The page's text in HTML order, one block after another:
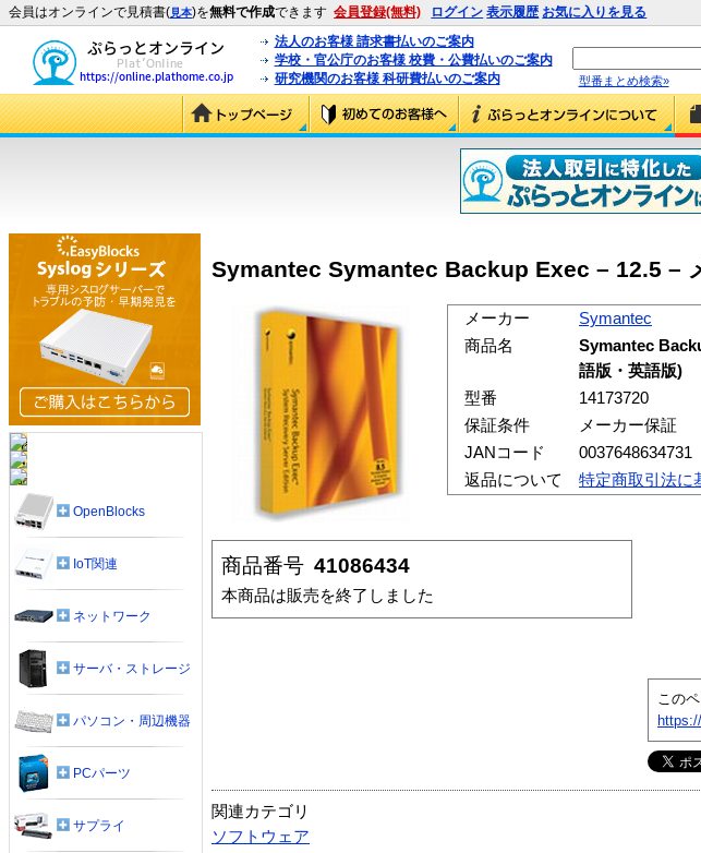
会員はオンラインで見積書(見本)を無料で作成できます 会員登録(無料) ログイン 表示履歴 お気に入りを見る
法人のお客様 請求書払いのご案内
学校・官公庁のお客様 校費・公費払いのご案内
研究機関のお客様 科研費払いのご案内
型番まとめ検索»
Symantec Symantec Backup Exec – 12.5 –
メーカー
Symantec
商品名
Symantec
語版・英語版)
型番
14173720
保証条件
メーカー保証
JANコード
0037648634731
返品について
特定商取引法に
商品番号 41086434
本商品は販売を終了しました
この
関連カテゴリ
ソフトウェア
OpenBlocks
IoT関連
ネットワーク
サーバ・ストレージ
パソコン・周辺機器
PCパーツ
サプライ